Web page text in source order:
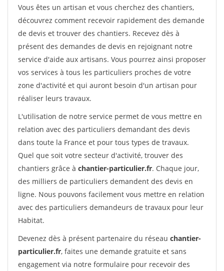
Vous êtes un artisan et vous cherchez des chantiers,
découvrez comment recevoir rapidement des demande
de devis et trouver des chantiers. Recevez dès à
présent des demandes de devis en rejoignant notre
service d'aide aux artisans. Vous pourrez ainsi proposer
vos services à tous les particuliers proches de votre
zone d'activité et qui auront besoin d'un artisan pour
réaliser leurs travaux.
L'utilisation de notre service permet de vous mettre en
relation avec des particuliers demandant des devis
dans toute la France et pour tous types de travaux.
Quel que soit votre secteur d'activité, trouver des
chantiers grâce à chantier-particulier.fr. Chaque jour,
des milliers de particuliers demandent des devis en
ligne. Nous pouvons facilement vous mettre en relation
avec des particuliers demandeurs de travaux pour leur
Habitat.
Devenez dès à présent partenaire du réseau chantier-
particulier.fr, faites une demande gratuite et sans
engagement via notre formulaire pour recevoir des